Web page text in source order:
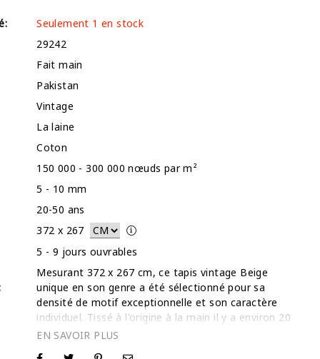
Seulement 1 en stock
29242
Fait main
Pakistan
Vintage
La laine
Coton
150 000 - 300 000 nœuds par m²
5 - 10 mm
20-50 ans
372 x 267
5 - 9 jours ouvrables
Mesurant 372 x 267 cm, ce tapis vintage Beige
unique en son genre a été sélectionné pour sa
densité de motif exceptionnelle et son caractère
individuel. Tissé à l'origine à la main il y a environ 20
à 50 ans, ce tapis a subi une technique de